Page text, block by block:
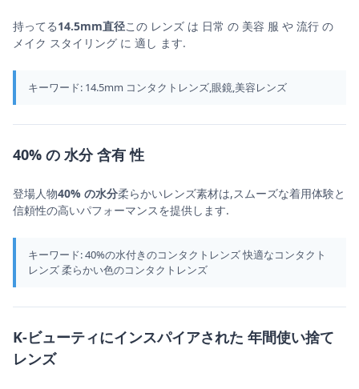
持ってる14.5mm直径この レンズ は 日常 の 美容 服 や 流行 の
メイク スタイリング に 適し ます.
キーワード: 14.5mm コンタクトレンズ,眼鏡,美容レンズ
40% の 水分 含有 性
登場人物40% の水分柔らかいレンズ素材は,スムーズな着用体験と
信頼性の高いパフォーマンスを提供します.
キーワード: 40%の水付きのコンタクトレンズ 快適なコンタクト
レンズ 柔らかい色のコンタクトレンズ
K-ビューティにインスパイアされた 年間使い捨て
レンズ